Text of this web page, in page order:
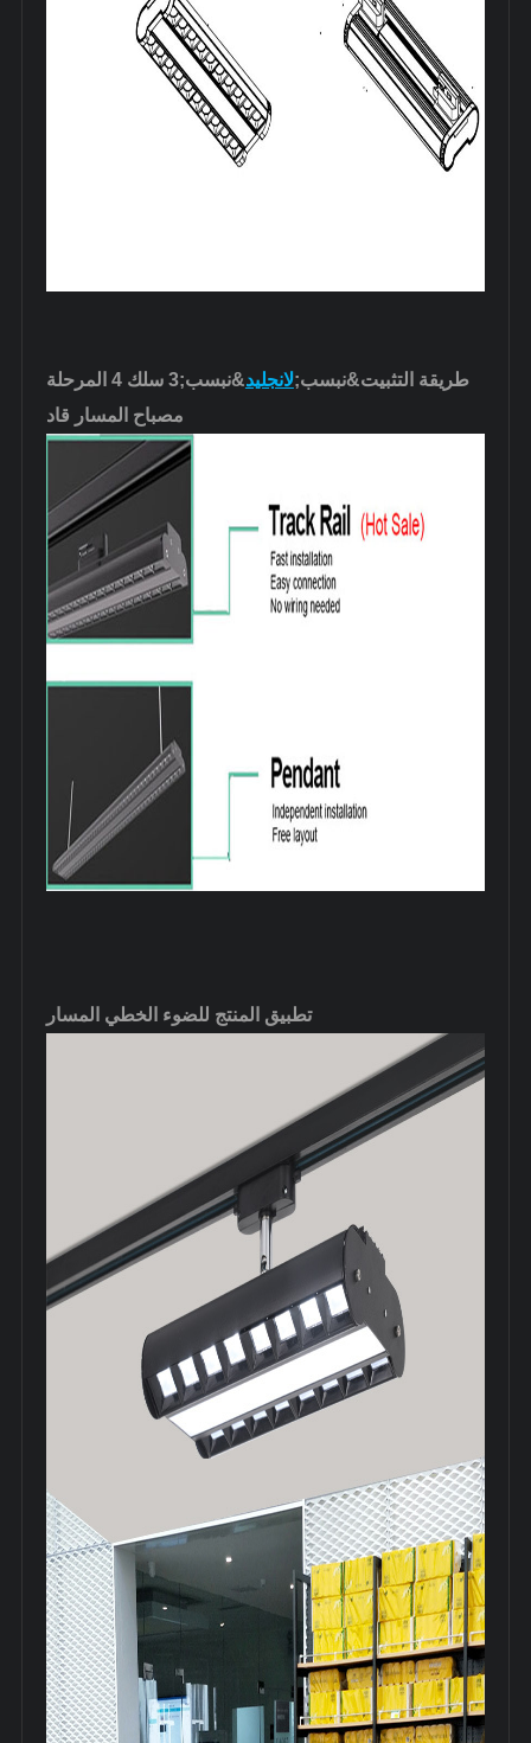
طريقة التثبيت&نبسب;لانجليد
&نبسب;3 سلك 4 المرحلة
مصباح المسار قاد
تطبيق المنتج للضوء الخطي المسار